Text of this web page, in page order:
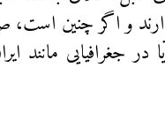
دارند و اگر چنین
جغرافیایی مانند